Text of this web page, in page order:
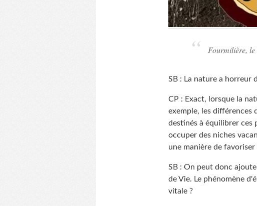
Fourmilière, le
SB : La nature a horreur
CP : Exact, lorsque la
exemple, les différences
destinés à équilibrer ces
occuper des niches
une manière de
SB : On peut donc
de Vie. Le phénomène
vitale ?